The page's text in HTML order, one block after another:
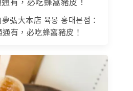
弘大本店 육몽 홍대본점：
有，必吃蜂窩豬皮！